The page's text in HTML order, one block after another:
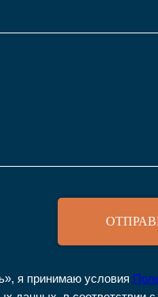
я принимаю условия